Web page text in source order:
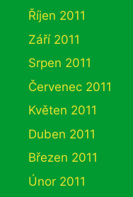
Říjen 2011
Září 2011
Srpen 2011
Červenec 2011
Květen 2011
Duben 2011
Březen 2011
Únor 2011